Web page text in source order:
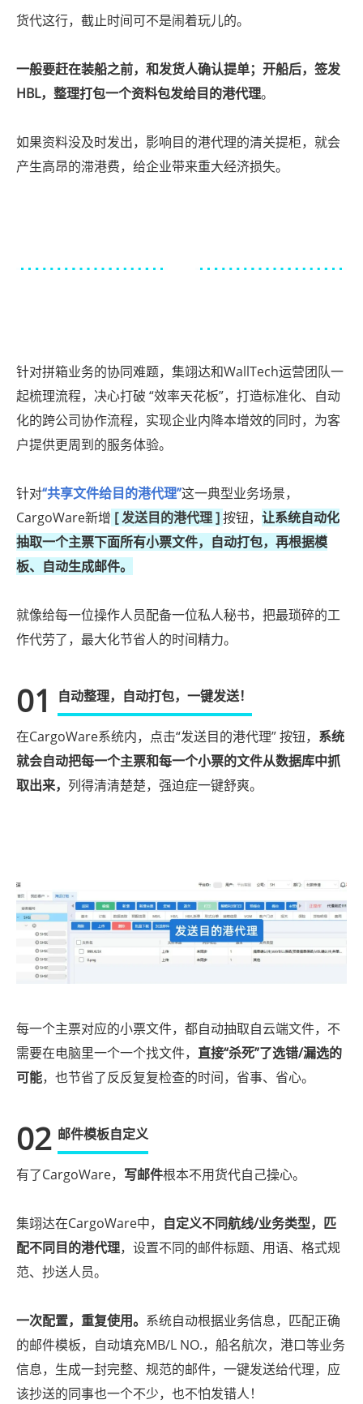
货代这行，截止时间可不是闹着玩儿的。
一般要赶在装船之前，和发货人确认提单；开船后，签发
HBL，整理打包一个资料包发给目的港代理。
如果资料没及时发出，影响目的港代理的清关提柜，就会
产生高昂的滞港费，给企业带来重大经济损失。
针对拼箱业务的协同难题，集翊达和WallTech运营团队一
起梳理流程，决心打破 “效率天花板”，打造标准化、自动
化的跨公司协作流程，实现企业内降本增效的同时，为客
户提供更周到的服务体验。
针对“共享文件给目的港代理”这一典型业务场景，
CargoWare新增 [ 发送目的港代理 ]按钮， 让系统自动化
抽取一个主票下面所有小票文件，自动打包，再根据模
板、自动生成邮件。
就像给每一位操作人员配备一位私人秘书，把最琐碎的工
作代劳了，最大化节省人的时间精力。
01 自动整理，自动打包，一键发送！
在CargoWare系统内，点击“发送目的港代理” 按钮， 系统
就会自动把每一个主票和每一个小票的文件从数据库中抓
取出来， 列得清清楚楚，强迫症一键舒爽。
每一个主票对应的小票文件，都自动抽取自云端文件，不
需要在电脑里一个一个找文件， 直接“杀死”了选错/漏选的
可能，也节省了反反复复检查的时间，省事、省心。
02 邮件模板自定义
有了CargoWare， 写邮件根本不用货代自己操心。
集翊达在CargoWare中， 自定义不同航线/业务类型，匹
配不同目的港代理，设置不同的邮件标题、用语、格式规
范、抄送人员。
一次配置，重复使用。 系统自动根据业务信息，匹配正确
的邮件模板，自动填充MB/L NO.，船名航次，港口等业务
信息，生成一封完整、规范的邮件，一键发送给代理，应
该抄送的同事也一个不少，也不怕发错人！